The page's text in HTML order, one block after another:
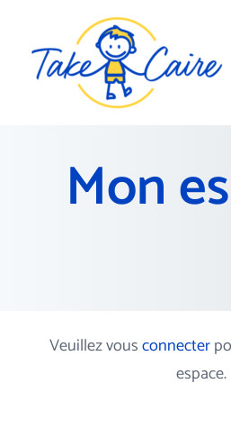
Mon
Veuillez vousconnecter
espace.